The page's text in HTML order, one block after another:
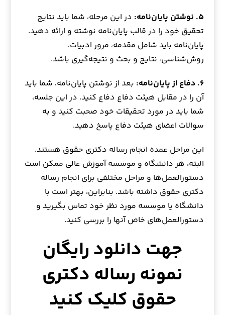
۵. نوشتن پایان‌نامه:
در این مرحله، شما باید نتایج
تحقیق خود را در قالب پایان‌نامه نوشته و ارائه دهید.
پایان‌نامه باید شامل مقدمه، مرور ادبیات،
روش‌شناسی، نتایج و بحث و نتیجه‌گیری باشد.
۶. دفاع از پایان‌نامه:
بعد از نوشتن پایان‌نامه، شما باید
آن را در مقابل هیئت دفاع دفاع کنید. در این جلسه،
شما باید در مورد تحقیقات خود صحبت کنید و به
سوالات اعضای هیئت دفاع پاسخ دهید.
این مراحل عمده انجام رساله دکتری حقوق هستند.
البته، هر دانشگاه و موسسه آموزش عالی ممکن است
دستورالعمل‌ها و مراحل مختلفی برای انجام رساله
دکتری حقوق داشته باشد. بنابراین، بهتر است با
دانشگاه یا موسسه مورد نظر خود تماس بگیرید و
دستورالعمل‌های خاص آنها را بررسی کنید.
جهت دانلود رایگان
نمونه رساله دکتری
حقوق کلیک کنید